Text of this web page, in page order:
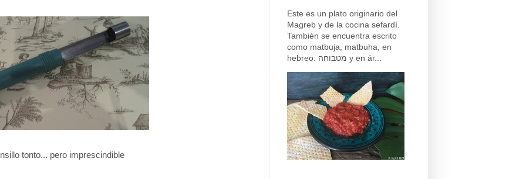
tonto... pero imprescindible
Este es un plato originario del
Magreb y de la cocina sefardí.
También se encuentra escrito
como matbuja, matbuha, en
hebreo: מטבוחה y en ár...